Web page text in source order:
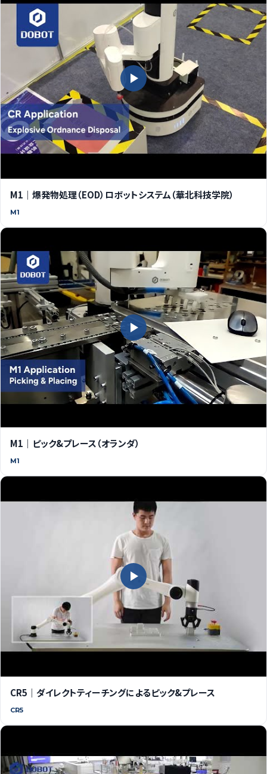
M1｜爆発物処理（EOD）ロボットシステム（華北科技学院）
M1
M1｜ピック&プレース（オランダ）
M1
CR5｜ダイレクトティーチングによるピック&プレース
CR5